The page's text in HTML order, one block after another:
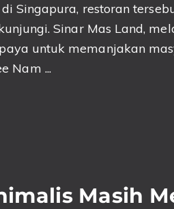
Singapura, restoran
Sinar Mas Land,
untuk memanjakan
Nam ...
Masih